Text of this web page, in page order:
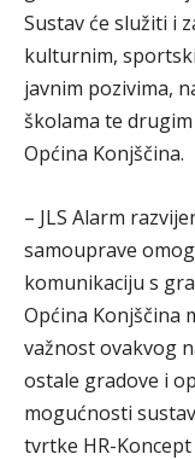
Sustav će služiti i
kulturnim,
javnim pozivima,
školama te
Općina Konjščina.
– JLS Alarm
samouprave
komunikaciju s
Općina Konjščina
važnost ovakvog
ostale gradove i
mogućnosti
tvrtke HR-Koncept